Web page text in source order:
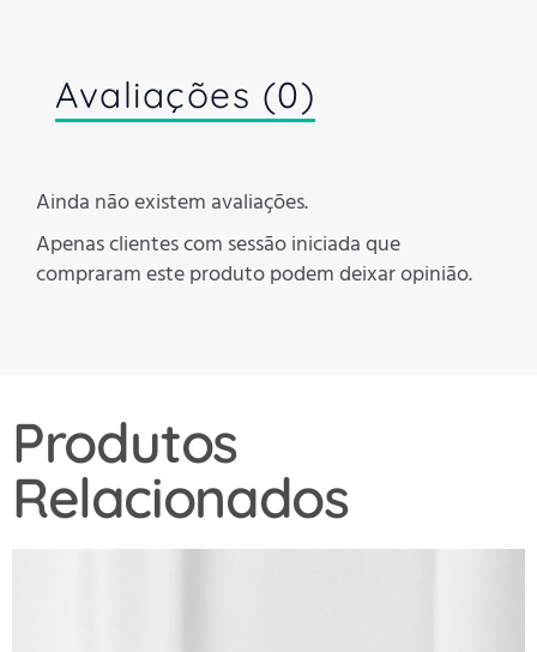
Avaliações (0)
Ainda não existem avaliações.
Apenas clientes com sessão iniciada que
compraram este produto podem deixar opinião.
Produtos
Relacionados